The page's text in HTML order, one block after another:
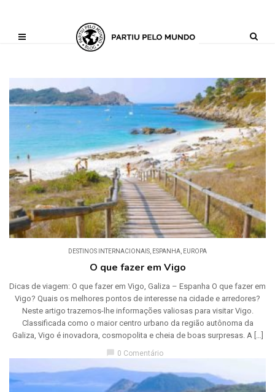
('AI_CONTENT_MARKER_NO_GET_SIDEBAR', true);
DESTINOS INTERNACIONAIS, ESPANHA, EUROPA
O que fazer em Vigo
Dicas de viagem: O que fazer em Vigo, Galiza – Espanha O que fazer em
Vigo? Quais os melhores pontos de interesse na cidade e arredores?
Neste artigo trazemos-lhe informações valiosas para visitar Vigo.
Classificada como o maior centro urbano da região autônoma da
Galiza, Vigo é inovadora, cosmopolita e cheia de boas surpresas. A […]
chat_bubble 0 Comentário